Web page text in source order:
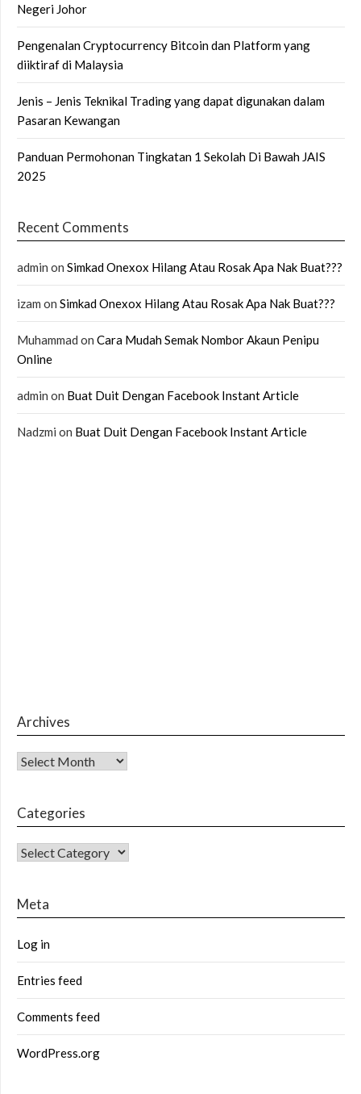
Negeri Johor
Pengenalan Cryptocurrency Bitcoin dan Platform yang
diiktiraf di Malaysia
Jenis – Jenis Teknikal Trading yang dapat digunakan dalam
Pasaran Kewangan
Panduan Permohonan Tingkatan 1 Sekolah Di Bawah JAIS
2025
Recent Comments
admin on Simkad Onexox Hilang Atau Rosak Apa Nak Buat???
izam on Simkad Onexox Hilang Atau Rosak Apa Nak Buat???
Muhammad on Cara Mudah Semak Nombor Akaun Penipu
Online
admin on Buat Duit Dengan Facebook Instant Article
Nadzmi on Buat Duit Dengan Facebook Instant Article
Archives
Archives
Categories
CATEGORIES
Meta
Log in
Entries feed
Comments feed
WordPress.org